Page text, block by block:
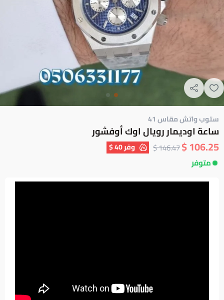
ستوب واتش مقاس 41
ساعة اوديمار رويال اوك أوفشور
106.25 $
146.47 $ وفر40 $
متوفر